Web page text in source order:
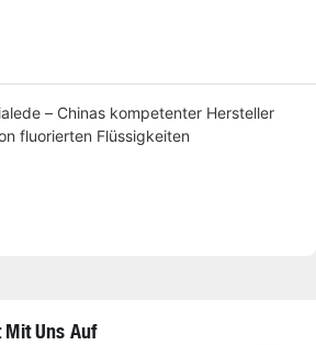
– Chinas kompetenter Hersteller
fluorierten Flüssigkeiten
Mit Uns Auf